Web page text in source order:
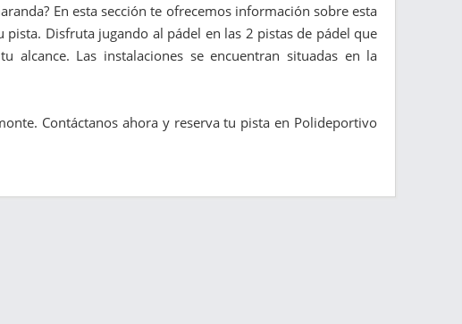
En esta sección te ofrecemos información sobre esta
Disfruta jugando al pádel en las 2 pistas de pádel que
alcance. Las instalaciones se encuentran situadas en la
Contáctanos ahora y reserva tu pista en Polideportivo